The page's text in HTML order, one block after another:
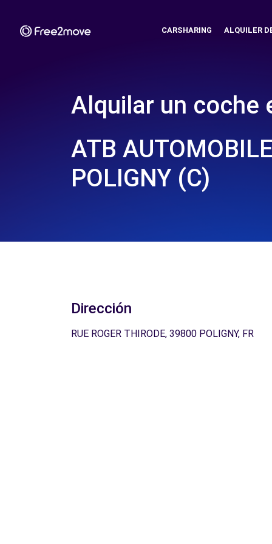
CARSHARING ALQUILER
Alquilar un coche
ATB
POLIGNY (C)
Dirección
RUE ROGER THIRODE, 39800 POLIGNY, FR